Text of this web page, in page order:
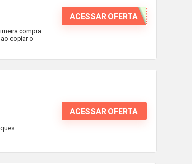
compra
copiar o
ACESSAR OFERTA
ACESSAR OFERTA